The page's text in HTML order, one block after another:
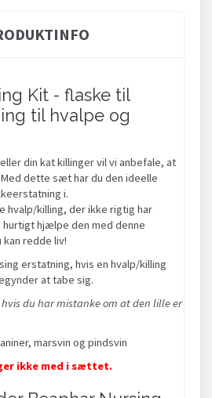
Kit - flaske til
til hvalpe og
din kat killinger vil vi anbefale, at
dette sæt har du den ideelle
i.
hvalp/killing, der ikke rigtig har
hjælpe den med denne
redde liv!
erstatning, hvis en hvalp/killing
at tabe sig.
du har mistanke om at den lille er
marsvin og pindsvin
ikke med i sættet.